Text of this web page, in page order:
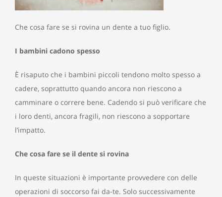
Che cosa fare se si rovina un dente a tuo figlio.
I bambini cadono spesso
È risaputo che i bambini piccoli tendono molto spesso a
cadere, soprattutto quando ancora non riescono a
camminare o correre bene. Cadendo si può verificare che
i loro denti, ancora fragili, non riescono a sopportare
l’impatto.
Che cosa fare se il dente si rovina
In queste situazioni è importante provvedere con delle
operazioni di soccorso fai da-te. Solo successivamente